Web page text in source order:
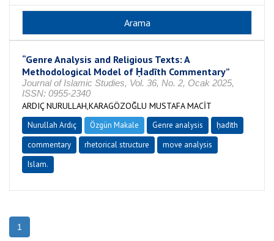
“Genre Analysis and Religious Texts: A
Methodological Model of Ḥadīth Commentary”
Journal of Islamic Studies, Vol. 36, No. 2, Ocak 2025,
ISSN: 0955-2340
ARDIÇ NURULLAH,KARAGÖZOĞLU MUSTAFA MACİT
Nurullah Ardıç Özgün Makale Genre analysis
ḥadīth
commentary
rhetorical structure
move analysis
Islam.
1